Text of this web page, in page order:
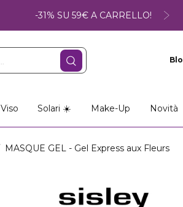
-31% SU 59€ A CARRELLO!
Viso Solari ☀️ Make-Up Novità
MASQUE GEL - Gel Express aux Fleurs